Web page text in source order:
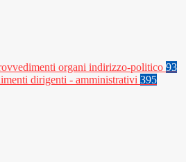
organi indirizzo-politico 93
dirigenti - amministrativi 395